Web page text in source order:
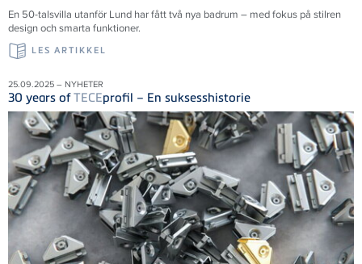
En 50-talsvilla utanför Lund har fått två nya badrum – med fokus på stilren
design och smarta funktioner.
LES ARTIKKEL
25.09.2025 – NYHETER
30 years ofTECEprofil – En suksesshistorie